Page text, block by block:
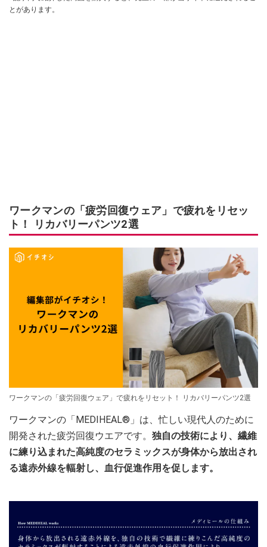
とがあります。
ワークマンの「疲労回復ウェア」で疲れをリセッ
ト！ リカバリーパンツ2選
ワークマンの「疲労回復ウェア」で疲れをリセット！ リカバリーパンツ2選
ワークマンの「MEDIHEAL®」は、忙しい現代人のために
開発された疲労回復ウエアです。 独自の技術により、繊維
に練り込まれた高純度のセラミックスが身体から放出され
る遠赤外線を輻射し、血行促進作用を促します。